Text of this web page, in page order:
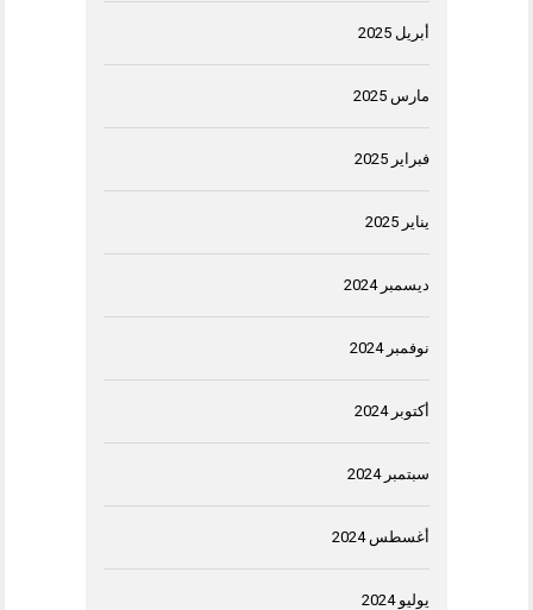
أبريل 2025
مارس 2025
فبراير 2025
يناير 2025
ديسمبر 2024
نوفمبر 2024
أكتوبر 2024
سبتمبر 2024
أغسطس 2024
يوليو 2024